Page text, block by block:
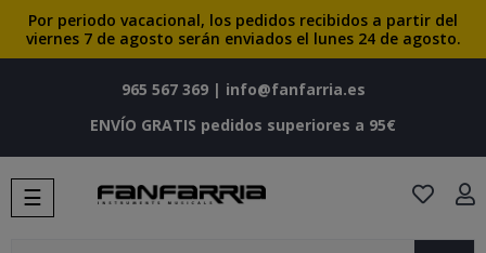
Por periodo vacacional, los pedidos recibidos a partir del
viernes 7 de agosto serán enviados el lunes 24 de agosto.
965 567 369| info@fanfarria.es
ENVÍO GRATIS pedidos superiores a 95€
Navegación
de
☰